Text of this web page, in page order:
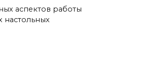
аспектов работы
настольных